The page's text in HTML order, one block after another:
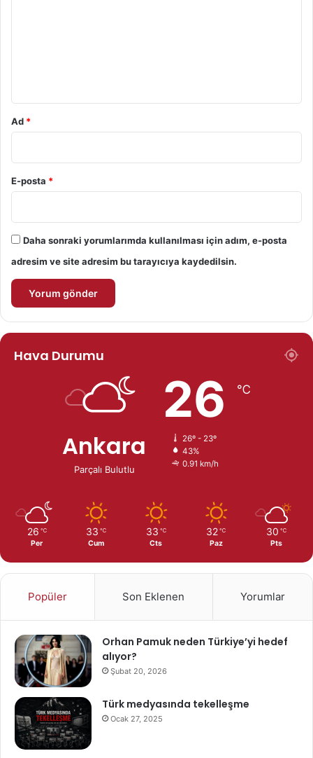
Ad *
E-posta *
Daha sonraki yorumlarımda kullanılması için adım, e-posta
adresim ve site adresim bu tarayıcıya kaydedilsin.
Hava Durumu
Ankara
Parçalı Bulutlu
26 ℃
26º - 23º
43%
0.91 km/h
26 ℃
Per
33 ℃
Cum
33 ℃
Cts
32 ℃
Paz
30 ℃
Pts
Popüler Son Eklenen Yorumlar
Orhan Pamuk neden Türkiye’yi hedef
alıyor?
Şubat 20, 2026
Türk medyasında tekelleşme
Ocak 27, 2025